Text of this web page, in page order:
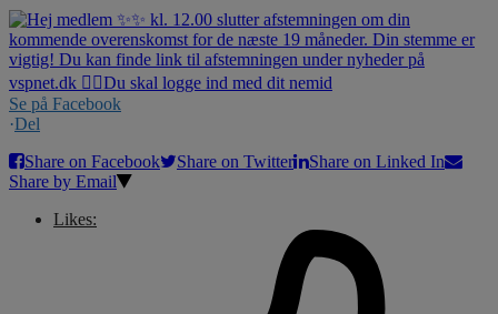
Se på Facebook
·Del
Share on Facebook
Share on Twitter
Share on Linked In
Share by Email
Likes: